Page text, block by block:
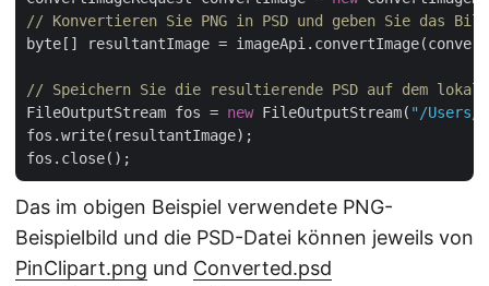
// Konvertieren Sie PNG in PSD und geben Sie das
byte[] resultantImage =
// Speichern Sie die resultierende PSD auf dem
FileOutputStream fos = new FileOutputStream( "/Users/
fos.write(resultantImage);
Das im obigen Beispiel verwendete PNG-
Beispielbild und die PSD-Datei können jeweils von
PinClipart.png und Converted.psd